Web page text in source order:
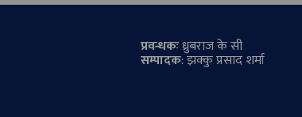
प्रवन्धकःध्रुबराज के सी
सम्पादक: झक्कु प्रसाद शर्मा